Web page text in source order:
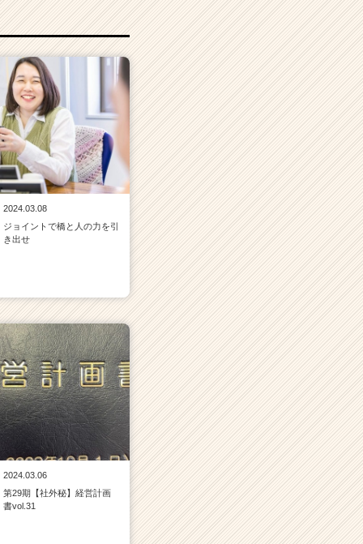
2024.03.08
ジョイントで橋と人の力を引
き出せ
2024.03.06
第29期【社外秘】経営計画
書vol.31